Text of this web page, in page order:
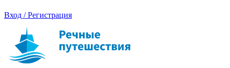
Вход / Регистрация